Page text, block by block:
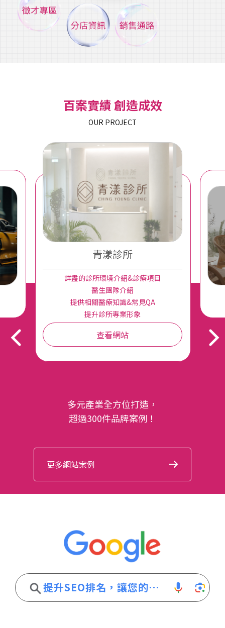
百案實績 創造成效
OUR PROJECT
青漾診所
詳盡的診所環境介紹&診療項目
醫生團隊介紹
提供相關醫療知識&常見QA
提升診所專業形象
查看網站
多元產業全方位打造，
超過300件品牌案例！
更多網站案例
提升SEO排名 ， 讓您的網 輕鬆 領先